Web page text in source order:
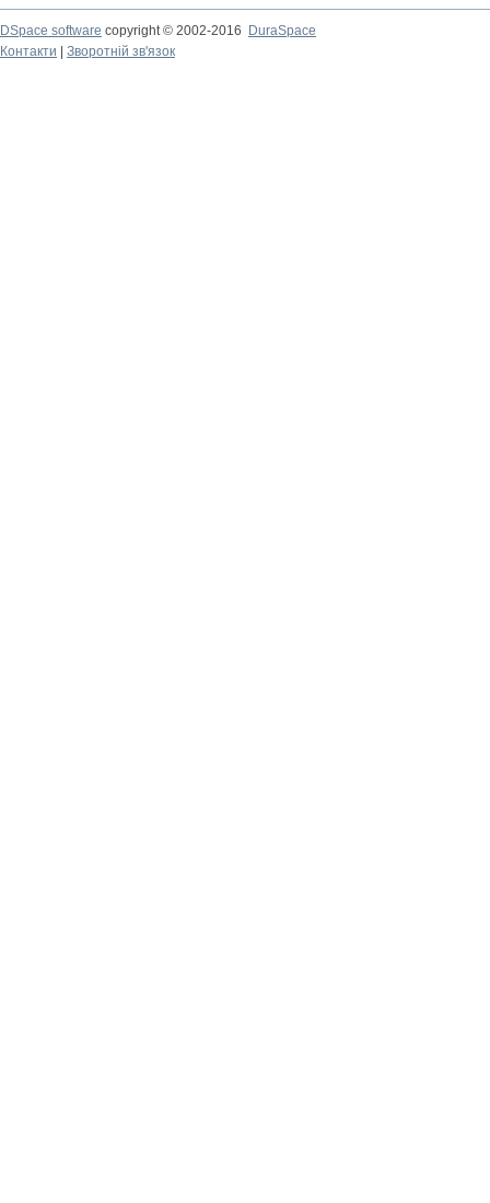
DSpace software copyright © 2002-2016
DuraSpace
Контакти
Зворотній зв'язок